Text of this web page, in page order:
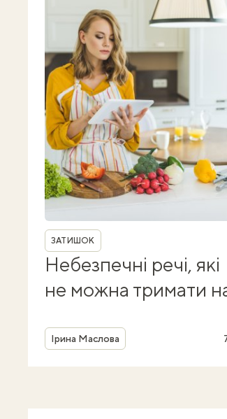
Рубрика
ЗАТИШОК
Небезпечні речі, які
не можна тримати
Автор
Ірина Маслова